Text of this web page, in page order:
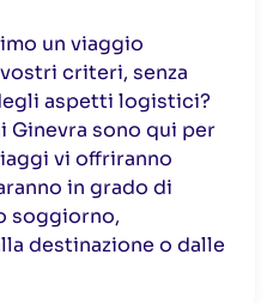
un viaggio
criteri, senza
aspetti logistici?
Ginevra sono qui per
vi offriranno
in grado di
soggiorno,
destinazione o dalle